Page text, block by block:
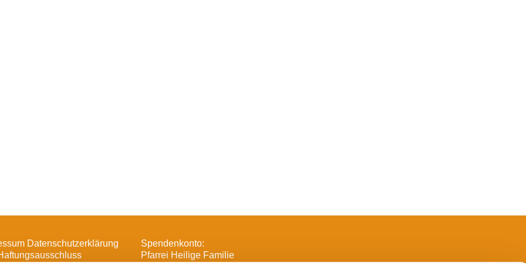
Datenschutzerklärung
Spendenkonto:
Pfarrei Heilige Familie